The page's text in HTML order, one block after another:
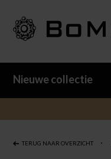
Nieuwe collectie
TERUG NAAR OVERZICHT